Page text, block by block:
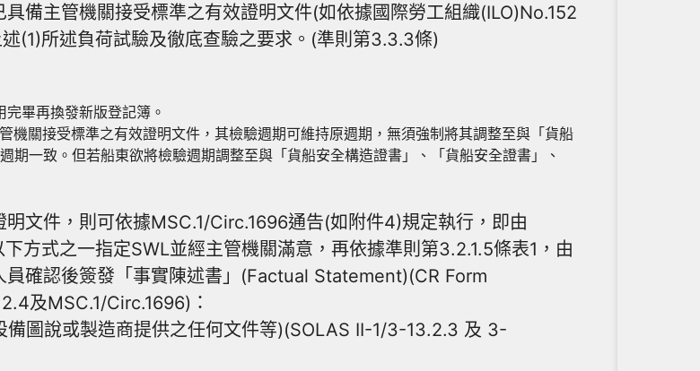
主管機關接受標準之有效證明文件(如依據國際勞工組織(ILO)No.152
(1)所述負荷試驗及徹底查驗之要求。(準則第3.3.3條)
畢再換發新版登記簿。
關接受標準之有效證明文件，其檢驗週期可維持原週期，無須強制將其調整至與「貨船
一致。但若船東欲將檢驗週期調整至與「貨船安全構造證書」、「貨船安全證書」、
件，則可依據MSC.1/Circ.1696通告(如附件4)規定執行，即由
方式之一指定SWL並經主管機關滿意，再依據準則第3.2.1.5條表1，由
確認後簽發「事實陳述書」(Factual Statement)(CR Form
及MSC.1/Circ.1696)：
說或製造商提供之任何文件等)(SOLAS II-1/3-13.2.3 及 3-